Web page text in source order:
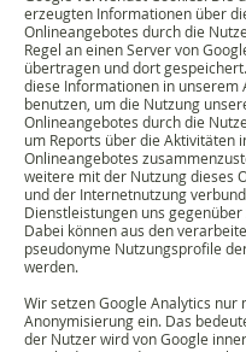
erzeugten Informationen über
Onlineangebotes durch die
Regel an einen Server von
übertragen und dort
diese Informationen in unserem
benutzen, um die Nutzung
Onlineangebotes durch die
um Reports über die Aktivitäten
Onlineangebotes
weitere mit der Nutzung dieses
und der Internetnutzung
Dienstleistungen uns
Dabei können aus den
pseudonyme Nutzungsprofile
werden.
Wir setzen Google Analytics nur
Anonymisierung ein. Das
der Nutzer wird von Google